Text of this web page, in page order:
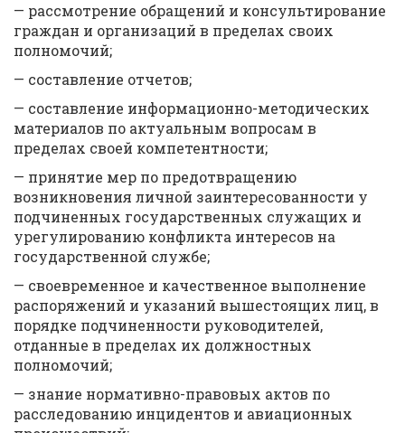
— рассмотрение обращений и консультирование
граждан и организаций в пределах своих
полномочий;
— составление отчетов;
— составление информационно-методических
материалов по актуальным вопросам в
пределах своей компетентности;
— принятие мер по предотвращению
возникновения личной заинтересованности у
подчиненных государственных служащих и
урегулированию конфликта интересов на
государственной службе;
— своевременное и качественное выполнение
распоряжений и указаний вышестоящих лиц, в
порядке подчиненности руководителей,
отданные в пределах их должностных
полномочий;
— знание нормативно-правовых актов по
расследованию инцидентов и авиационных